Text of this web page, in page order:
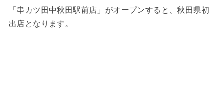
「串カツ田中秋田駅前店」がオープンすると、秋田県初
出店となります。